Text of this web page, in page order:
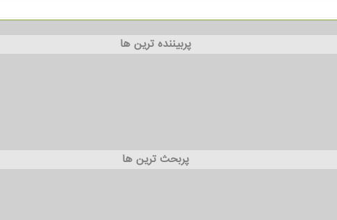
پربیننده ترین ها
پربحث ترین ها